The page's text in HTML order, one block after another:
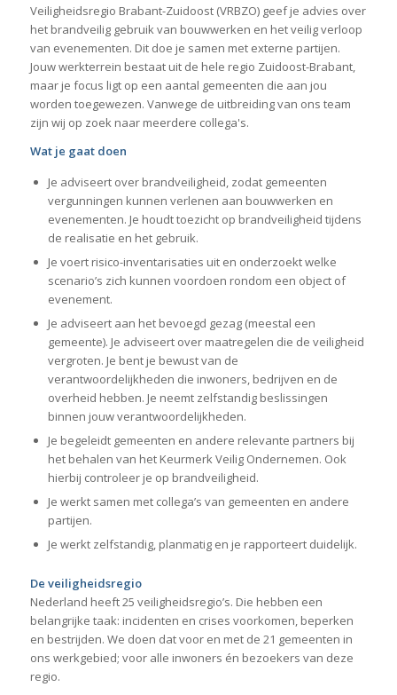
Veiligheidsregio Brabant-Zuidoost (VRBZO) geef je advies over
het brandveilig gebruik van bouwwerken en het veilig verloop
van evenementen. Dit doe je samen met externe partijen.
Jouw werkterrein bestaat uit de hele regio Zuidoost-Brabant,
maar je focus ligt op een aantal gemeenten die aan jou
worden toegewezen. Vanwege de uitbreiding van ons team
zijn wij op zoek naar meerdere collega's.
Wat je gaat doen
Je adviseert over brandveiligheid, zodat gemeenten
vergunningen kunnen verlenen aan bouwwerken en
evenementen. Je houdt toezicht op brandveiligheid tijdens
de realisatie en het gebruik.
Je voert risico-inventarisaties uit en onderzoekt welke
scenario’s zich kunnen voordoen rondom een object of
evenement.
Je adviseert aan het bevoegd gezag (meestal een
gemeente). Je adviseert over maatregelen die de veiligheid
vergroten. Je bent je bewust van de
verantwoordelijkheden die inwoners, bedrijven en de
overheid hebben. Je neemt zelfstandig beslissingen
binnen jouw verantwoordelijkheden.
Je begeleidt gemeenten en andere relevante partners bij
het behalen van het Keurmerk Veilig Ondernemen. Ook
hierbij controleer je op brandveiligheid.
Je werkt samen met collega’s van gemeenten en andere
partijen.
Je werkt zelfstandig, planmatig en je rapporteert duidelijk.
De veiligheidsregio
Nederland heeft 25 veiligheidsregio’s. Die hebben een
belangrijke taak: incidenten en crises voorkomen, beperken
en bestrijden. We doen dat voor en met de 21 gemeenten in
ons werkgebied; voor alle inwoners én bezoekers van deze
regio.